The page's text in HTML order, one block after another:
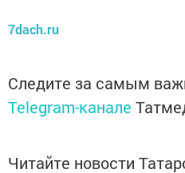
7dach.ru
Следите за самым
Telegram-канале
Читайте новости